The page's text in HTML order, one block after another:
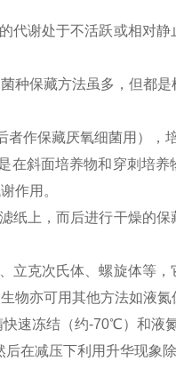
代谢处于不活跃或相对
种保藏方法虽多，但都是
者作保藏厌氧细菌用），
在斜面培养物和穿刺培
作用。
纸上，而后进行干燥的
立克次氏体、螺旋体等
亦可用其他方法如液氮
速冻结（约-70℃）和液
在减压下利用升华现象除